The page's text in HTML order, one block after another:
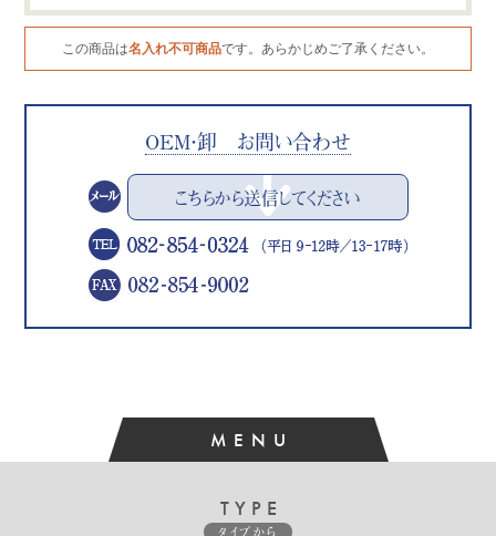
この商品は名入れ不可商品です。あらかじめご了承ください。
OEM・卸 お問い合わせ
こちらから送信してください
MENU
TYPE
タイプから